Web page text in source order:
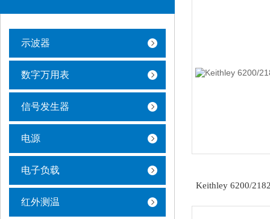
示波器
数字万用表
信号发生器
电源
电子负载
红外测温
Keithley 6200/